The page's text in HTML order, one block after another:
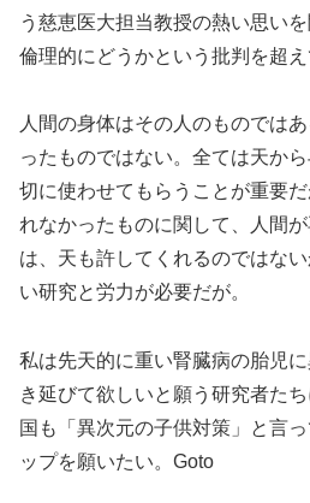
う慈恵医大担当教授の熱い思い
倫理的にどうかという批判を超え
人間の身体はその人のものでは
ったものではない。全ては天か
切に使わせてもらうことが重要
れなかったものに関して、人間
は、天も許してくれるのではな
い研究と労力が必要だが。
私は先天的に重い腎臓病の胎児
き延びて欲しいと願う研究者た
国も「異次元の子供対策」と言
ップを願いたい。Goto